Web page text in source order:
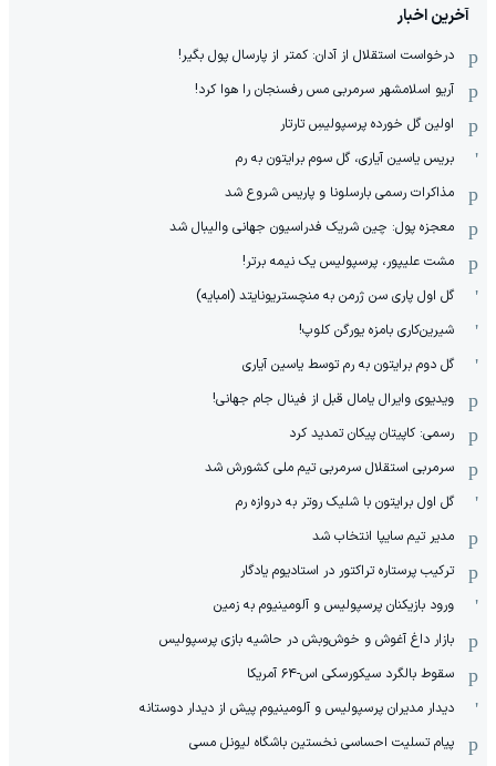
آخرین اخبار
درخواست استقلال از آدان: کمتر از پارسال پول بگیر!
آریو اسلامشهر سرمربی مس رفسنجان را هوا کرد!
اولین گل خورده پرسپولیسِ تارتار
بریس یاسین آیاری، گل سوم برایتون به رم
مذاکرات رسمی بارسلونا و پاریس شروع شد
معجزه پول: چین شریک فدراسیون جهانی والیبال شد
مشت علیپور، پرسپولیس یک نیمه برتر!
گل اول پاری سن ژرمن به منچستریونایتد (امبایه)
شیرین‌کاری بامزه یورگن کلوپ!
گل دوم برایتون به رم توسط یاسین آیاری
ویدیوی وایرال یامال قبل از فینال جام جهانی!
رسمی: کاپیتان پیکان تمدید کرد
سرمربی استقلال سرمربی تیم ملی کشورش شد
گل اول برایتون با شلیک روتر به دروازه رم
مدیر تیم سایپا انتخاب شد
ترکیب پرستاره تراکتور در استادیوم یادگار
ورود بازیکنان پرسپولیس و آلومینیوم به زمین
بازار داغ آغوش و خوش‌و‌بش در حاشیه بازی پرسپولیس
سقوط بالگرد سیکورسکی اس-۶۴ آمریکا
دیدار مدیران پرسپولیس و آلومینیوم پیش از دیدار دوستانه
پیام تسلیت احساسی نخستین باشگاه لیونل مسی